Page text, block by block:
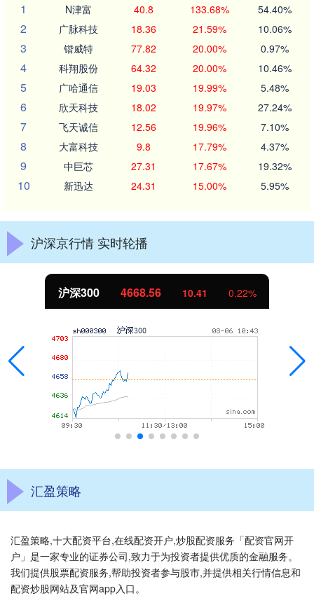
1
N津富 40.8 133.68% 54.40%
2 广脉科技 18.36 21.59% 10.06%
3 锴威特 77.82 20.00% 0.97%
4 科翔股份 64.32 20.00% 10.46%
5 广哈通信 19.03 19.99% 5.48%
6 欣天科技 18.02 19.97% 27.24%
7 飞天诚信 12.56 19.96% 7.10%
8 大富科技 9.8 17.79% 4.37%
9 中巨芯 27.31 17.67% 19.32%
10 新迅达 24.31 15.00% 5.95%
沪深京行情 实时轮播
沪深300 4668.56 10.41 0.22%
汇盈策略
汇盈策略,十大配资平台,在线配资开户,炒股配资服务「配资官网开
户」是一家专业的证券公司,致力于为投资者提供优质的金融服务。
我们提供股票配资服务,帮助投资者参与股市,并提供相关行情信息和
配资炒股网站及官网app入口。